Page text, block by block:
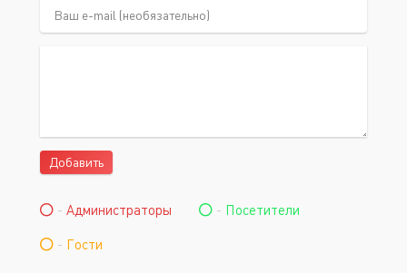
Добавить
- Администраторы - Посетители
- Гости